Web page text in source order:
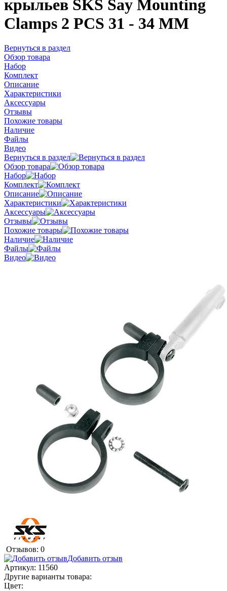
крыльев SKS Say Mounting
Clamps 2 PCS 31 - 34 MM
Вернуться в раздел
Обзор товара
Набор
Комплект
Описание
Характеристики
Аксессуары
Отзывы
Похожие товары
Наличие
Файлы
Видео
Вернуться в раздел
Обзор товара
Набор
Комплект
Описание
Характеристики
Аксессуары
Отзывы
Похожие товары
Наличие
Файлы
Видео
Отзывов: 0
Добавить отзыв
Артикул: 11560
Другие варианты товара:
Цвет: